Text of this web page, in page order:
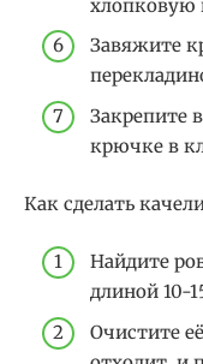
хлопковую
Завяжите
Закрепите
крючке в
Как сделать
Найдите
длиной 10-
Очистите